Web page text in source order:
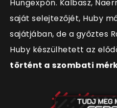
Hungexpón. Kalbasz,
saját selejtezőjét, Huby
sajátjában, de a győztes
Huby készülhetett az
történt a szombati